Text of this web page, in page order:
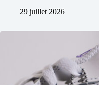
29 juillet 2026